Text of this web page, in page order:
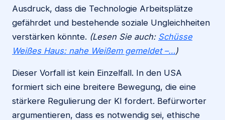
Ausdruck, dass die Technologie Arbeitsplätze
gefährdet und bestehende soziale Ungleichheiten
verstärken könnte. (Lesen Sie auch: Schüsse
Weißes Haus: nahe Weißem gemeldet –…)
Dieser Vorfall ist kein Einzelfall. In den USA
formiert sich eine breitere Bewegung, die eine
stärkere Regulierung der KI fordert. Befürworter
argumentieren, dass es notwendig sei, ethische